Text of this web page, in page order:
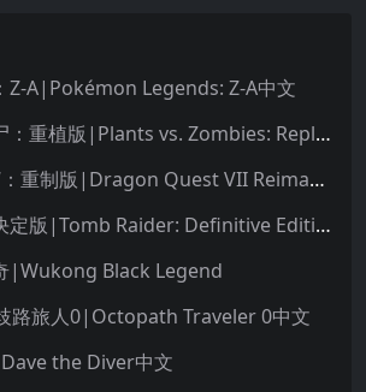
Z-A|Pokémon Legends: Z-A中文
植物大战僵尸：重植版|Plants vs. Zombies: Replanted中文
勇者斗恶龙7：重制版|Dragon Quest VII Reimagined中文
古墓丽影：决定版|Tomb Raider: Definitive Edition中文
|Wukong Black Legend
路旅人0|Octopath Traveler 0中文
the Diver中文